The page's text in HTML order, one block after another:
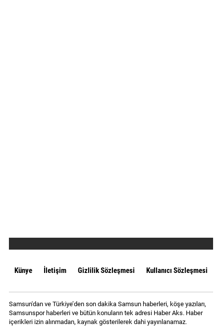
Künye İletişim Gizlilik Sözleşmesi Kullanıcı Sözleşmesi
Samsun'dan ve Türkiye’den son dakika Samsun haberleri, köşe yazıları,
Samsunspor haberleri ve bütün konuların tek adresi Haber Aks. Haber
içerikleri izin alınmadan, kaynak gösterilerek dahi yayınlanamaz.